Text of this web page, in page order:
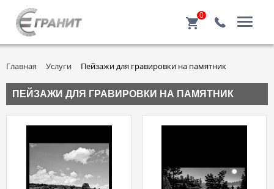
0
Главная Услуги Пейзажи для гравировки на памятник
ПЕЙЗАЖИ ДЛЯ ГРАВИРОВКИ НА ПАМЯТНИК